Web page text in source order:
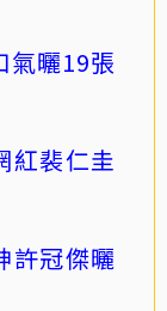
氣曬19張
紅裴仁圭
許冠傑曬